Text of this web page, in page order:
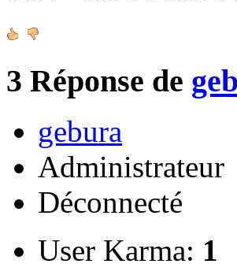
3 Réponse de
gebura
Administrateur
Déconnecté
User Karma: 1